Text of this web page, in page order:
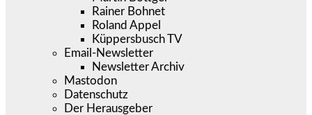
Rainer Bohnet
Roland Appel
Küppersbusch TV
Email-Newsletter
Newsletter Archiv
Mastodon
Datenschutz
Der Herausgeber